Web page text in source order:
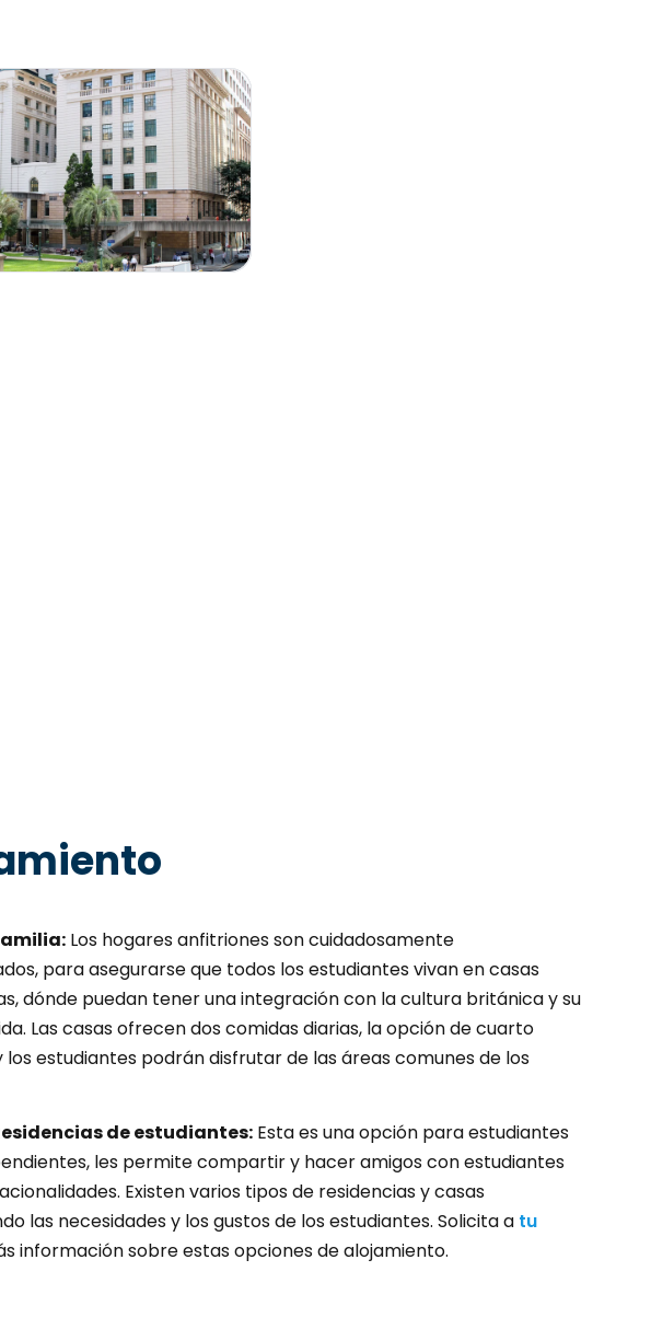
Los hogares anfitriones son cuidadosamente
para asegurarse que todos los estudiantes vivan en casas
dónde puedan tener una integración con la cultura británica y su
Las casas ofrecen dos comidas diarias, la opción de cuarto
los estudiantes podrán disfrutar de las áreas comunes de los
de estudiantes: Esta es una opción para estudiantes
les permite compartir y hacer amigos con estudiantes
Existen varios tipos de residencias y casas
las necesidades y los gustos de los estudiantes. Solicita a tu
información sobre estas opciones de alojamiento.